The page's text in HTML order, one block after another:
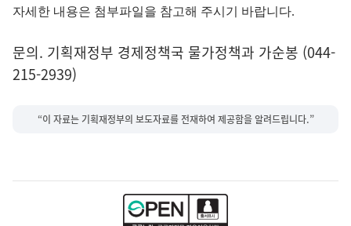
자세한 내용은 첨부파일을 참고해 주시기 바랍니다.
문의. 기획재정부 경제정책국 물가정책과 가순봉 (044-
215-2939)
“이 자료는 기획재정부의 보도자료를 전재하여 제공함을 알려드립니다.”